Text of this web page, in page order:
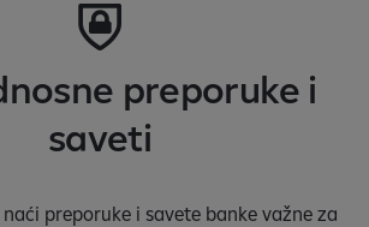
preporuke i
saveti
preporuke i savete banke važne za